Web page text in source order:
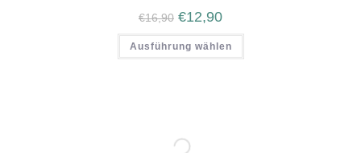
€16,90 €12,90
Ausführung wählen